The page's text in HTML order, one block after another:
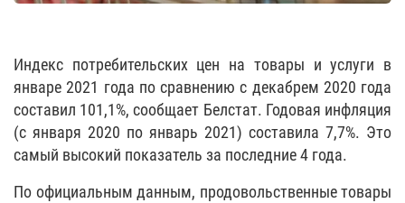
Индекс потребительских цен на товары и услуги в
январе 2021 года по сравнению с декабрем 2020 года
составил 101,1%, сообщает Белстат. Годовая инфляция
(с января 2020 по январь 2021) составила 7,7%. Это
самый высокий показатель за последние 4 года.
По официальным данным, продовольственные товары